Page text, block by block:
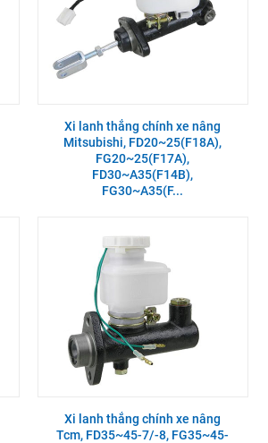
Xi lanh thắng chính xe nâng
Mitsubishi, FD20~25(F18A),
FG20~25(F17A),
FD30~A35(F14B),
FG30~A35(F...
Xi lanh thắng chính xe nâng
Tcm, FD35~45-7/-8, FG35~45-